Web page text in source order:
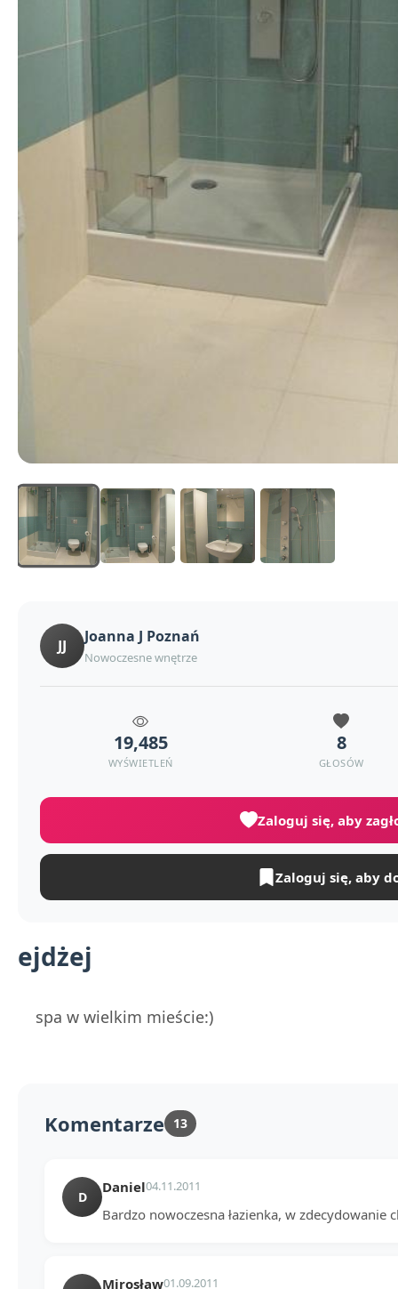
ejdżej
spa w wielkim mieście:)
JJ Joanna J Poznań
Nowoczesne wnętrze
19,485
WYŚWIETLEŃ
8
GŁOSÓW
Zaloguj się, aby
Zaloguj się, aby
Komentarze 13
D
Daniel04.11.2011
Bardzo nowoczesna łazienka, w zdecydowanie
Mirosław01.09.2011